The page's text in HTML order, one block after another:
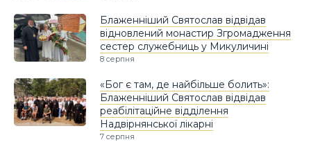
Блаженніший Святослав відвідав
відновлений монастир Згромадження
сестер служебниць у Микуличині
8 серпня
«Бог є там, де найбільше болить»:
Блаженніший Святослав відвідав
реабілітаційне відділення
Надвірнянської лікарні
7 серпня